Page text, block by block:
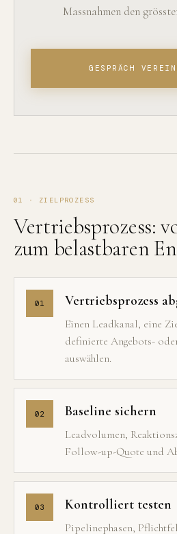
Massnahmen den
GESPRÄCH
01 · ZIELPROZESS
Vertriebsprozess:
zum belastbaren
01 Vertriebsprozess
Einen Leadkanal, eine
definierte Angebots-
auswählen.
02 Baseline sichern
Leadvolumen,
Follow-up-Quote und
03 Kontrolliert testen
Pipelinephasen,